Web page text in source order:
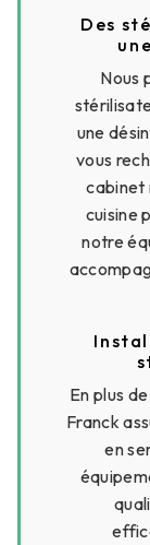
Des
Nous
une
vous
cabinet
cuisine
notre
En plus
Franck
en